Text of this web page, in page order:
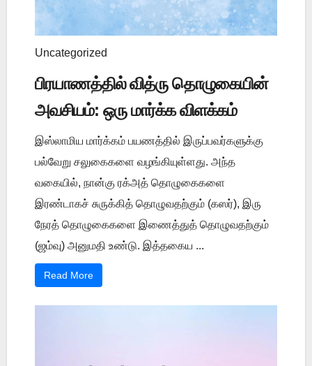
Uncategorized
பிரயாணத்தில் வித்ரு தொழுகையின்
அவசியம்: ஒரு மார்க்க விளக்கம்
இஸ்லாமிய மார்க்கம் பயணத்தில் இருப்பவர்களுக்கு
பல்வேறு சலுகைகளை வழங்கியுள்ளது. அந்த
வகையில், நான்கு ரக்அத் தொழுகைகளை
இரண்டாகச் சுருக்கித் தொழுவதற்கும் (கஸர்), இரு
நேரத் தொழுகைகளை இணைத்துத் தொழுவதற்கும்
(ஜம்வு) அனுமதி உண்டு. இத்தகைய ...
Read More